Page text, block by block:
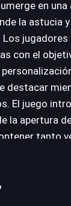
AHORA
en una
la astucia
jugadores
con el
destacar
El juego
la apertura
tanto
es
mental